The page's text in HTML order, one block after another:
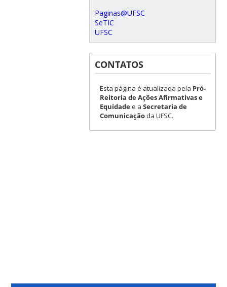
Paginas@UFSC
SeTIC
UFSC
CONTATOS
Esta página é atualizada pela Pró-
Reitoria de Ações Afirmativas e
Equidadee a Secretaria de
Comunicaçãoda UFSC.